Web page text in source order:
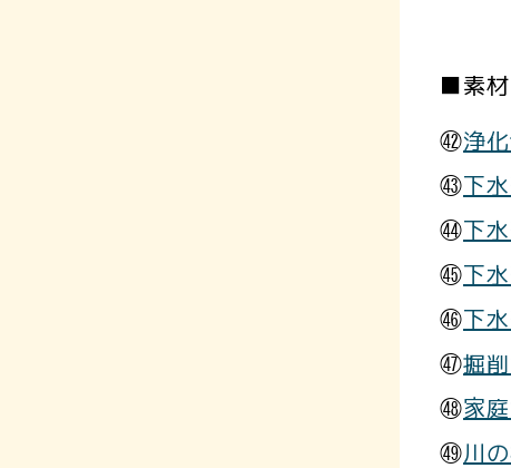
■素
㊷浄
㊸下
㊹下
㊺下
㊻下
㊼掘
㊽家
㊾川